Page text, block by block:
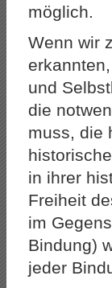
möglich.
Wenn wir
und
die
muss, die
in ihrer
Freiheit
im
Bindung)
jeder